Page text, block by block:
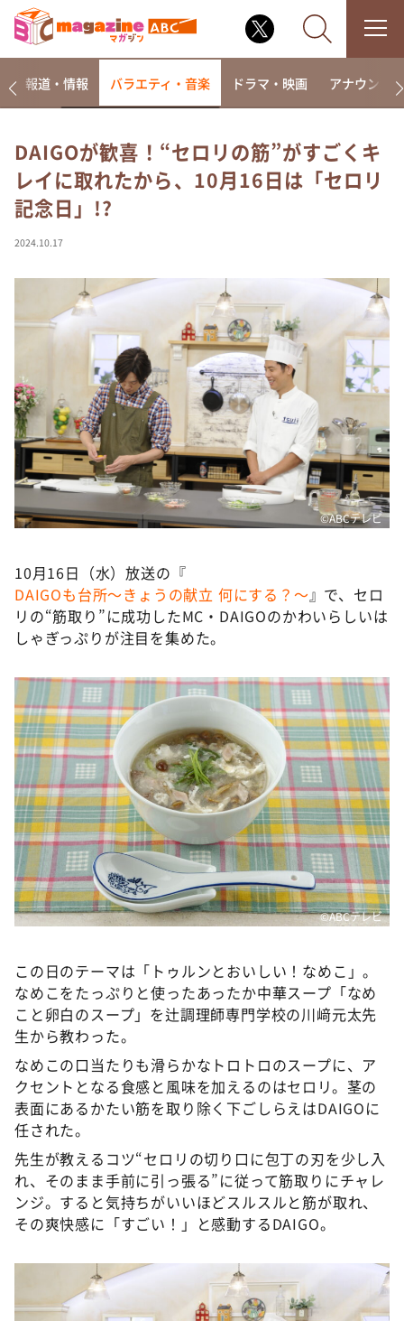
なるみ・岡村の過ぎるTV
相席食堂
これ余談なんですけど・・・
て真剣です
探偵！ナイトスクープ
news おかえり
河合＆A.B.C-Z塚田×福井アナ「なんでやねん！？」
（news おかえり）
DAIGOも台所 ～きょうの献立 何にする？～
本日はダイアンなり！シーズン２
朝だ！生です旅サラダ
教えて！ニュースライブ 正義のミカタ
新婚さんいらっしゃい！
ポツンと一軒家
ザキ山小屋本館
アナ回覧板
報道・情報 バラエティ・音楽 ドラマ・映画 アナウンサー
DAIGOが歓喜！“セロリの筋”がすごくキ
レイに取れたから、10月16日は「セロリ
記念日」!?
2024.10.17
©️ABCテレビ
10月16日（水）放送の『
DAIGOも台所～きょうの献立 何にする？～』で、セロ
リの“筋取り”に成功したMC・DAIGOのかわいらしいは
しゃぎっぷりが注目を集めた。
©️ABCテレビ
この日のテーマは「トゥルンとおいしい！なめこ」。
なめこをたっぷりと使ったあったか中華スープ「なめ
こと卵白のスープ」を辻調理師専門学校の川﨑元太先
生から教わった。
なめこの口当たりも滑らかなトロトロのスープに、ア
クセントとなる食感と風味を加えるのはセロリ。茎の
表面にあるかたい筋を取り除く下ごしらえはDAIGOに
任された。
先生が教えるコツ“セロリの切り口に包丁の刃を少し入
れ、そのまま手前に引っ張る”に従って筋取りにチャレ
ンジ。すると気持ちがいいほどスルスルと筋が取れ、
その爽快感に「すごい！」と感動するDAIGO。